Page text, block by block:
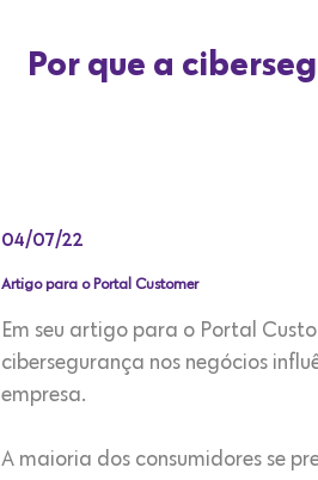
Por que a
04/07/22
Artigo para o Portal Customer
Em seu artigo para o Portal
cibersegurança nos negócios
empresa.
A maioria dos consumidores se